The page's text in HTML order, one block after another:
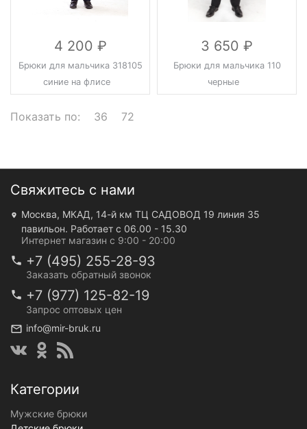
4 200
Брюки для мальчика 318105
синие на флисе
3 650
Брюки для мальчика 110
черные
Показать по: 36 72
Свяжитесь с нами
Москва, МКАД, 14-й км ТЦ САДОВОД 19 линия 35
павильон. Работает с 06.00 - 15.30
Интернет магазин с 9:00 - 20:00
+7 (495) 255-28-93
Заказать обратный звонок
+7 (977) 125-82-19
Запрос оптовых цен
info@mir-bruk.ru
Категории
Мужские брюки